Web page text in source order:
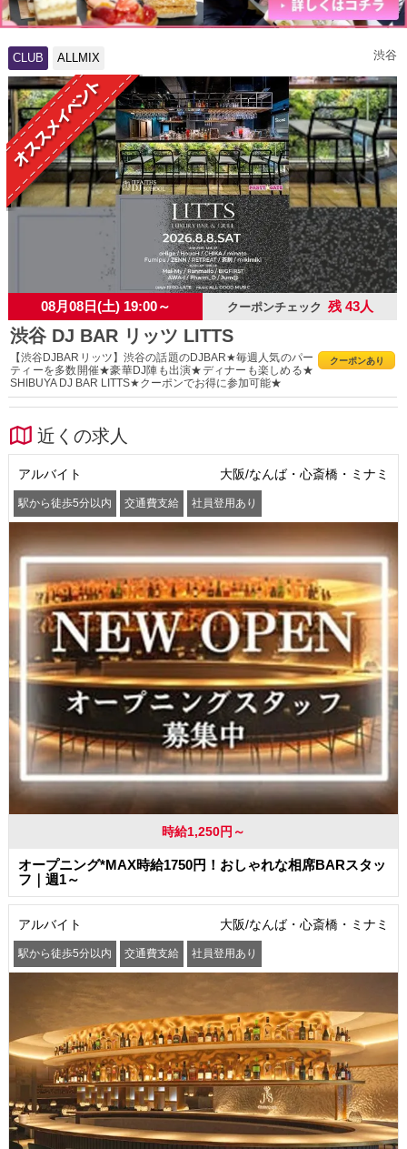
CLUB ALLMIX 渋谷
08月08日(土) 19:00～ クーポンチェック 残 43人
渋谷 DJ BAR リッツ LITTS
クーポンあり
【渋谷DJBARリッツ】渋谷の話題のDJBAR★毎週人気のパー
ティーを多数開催★豪華DJ陣も出演★ディナーも楽しめる★
SHIBUYA DJ BAR LITTS★クーポンでお得に参加可能★
近くの求人
アルバイト 大阪/なんば・心斎橋・ミナミ
駅から徒歩5分以内 交通費支給 社員登用あり
時給1,250円～
オープニング*MAX時給1750円！おしゃれな相席BARスタッ
フ｜週1～
アルバイト 大阪/なんば・心斎橋・ミナミ
駅から徒歩5分以内 交通費支給 社員登用あり